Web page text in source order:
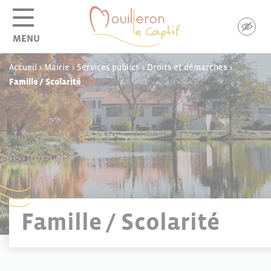
MENU
Accueil >Mairie> Services publics>Droits et démarches>
Famille / Scolarité
Famille / Scolarité
Panneau de gestion des cookies